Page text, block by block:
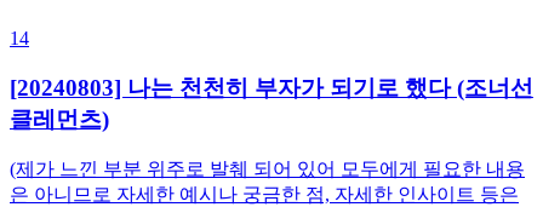
14
[20240803] 나는 천천히 부자가 되기로 했다 (조너선
클레먼츠)
(제가 느낀 부분 위주로 발췌 되어 있어 모두에게 필요한 내용
은 아니므로 자세한 예시나 궁금한 점, 자세한 인사이트 등은